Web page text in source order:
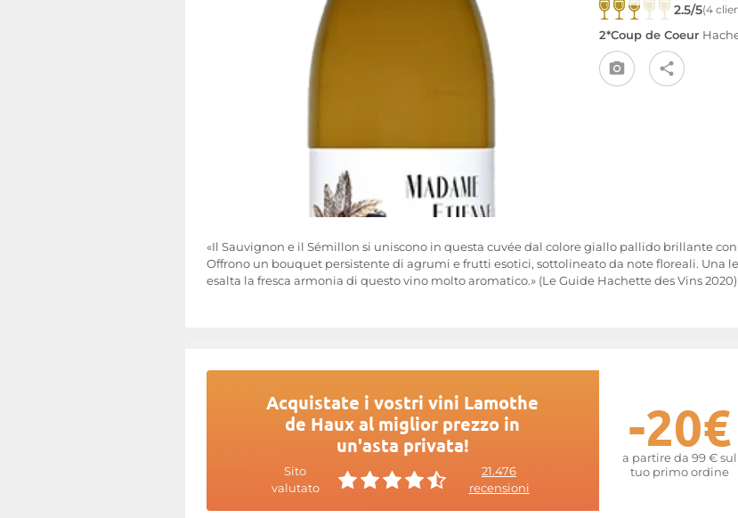
2.5/5(4
2*Coup de Coeur
«Il Sauvignon e il Sémillon si uniscono in questa cuvée dal colore giallo pallido brillante con
Offrono un bouquet persistente di agrumi e frutti esotici, sottolineato da note floreali. Una
esalta la fresca armonia di questo vino molto aromatico.» (Le Guide Hachette des Vins 2020)
Acquistate i vostri vini Lamothe
de Haux al miglior prezzo in
un'asta privata!
Sito
valutato
21.476
recensioni
-20€
a partire da 99 € sul
tuo primo ordine